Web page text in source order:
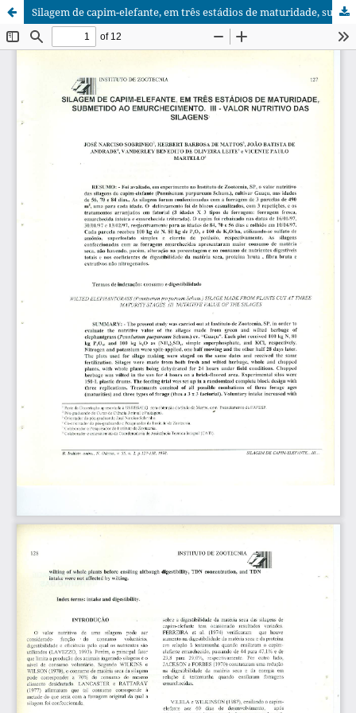
Silagem de capim-elefante, em três estádios de maturidade, submetido ao emurchecimento. III - Valor nutritivo das silagens